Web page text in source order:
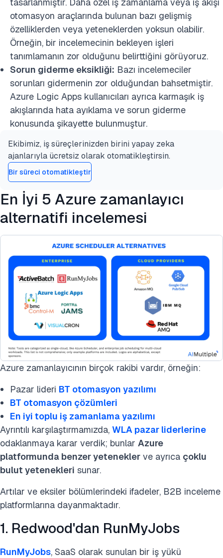
otomasyon araçlarında bulunan bazı gelişmiş
özelliklerden veya yeteneklerden yoksun olabilir.
Örneğin, bir incelemecinin bekleyen işleri
tanımlamanın zor olduğunu belirttiğini görüyoruz.
Sorun giderme eksikliği: Bazı incelemeciler
sorunları gidermenin zor olduğundan bahsetmiştir.
Azure Logic Apps kullanıcıları ayrıca karmaşık iş
akışlarında hata ayıklama ve sorun giderme
konusunda şikayette bulunmuştur.
Ekibimiz, iş süreçlerinizden birini yapay zeka
ajanlarıyla ücretsiz olarak otomatikleştirsin.
Bir süreci otomatikleştir
En İyi 5 Azure zamanlayıcı
alternatifi incelemesi
Azure zamanlayıcının birçok rakibi vardır, örneğin:
Pazar lideri BT otomasyon yazılımı
BT otomasyon çözümleri
En iyi toplu iş zamanlama yazılımı
Ayrıntılı karşılaştırmamızda, WLA pazar liderlerine
odaklanmaya karar verdik; bunlar Azure
platformunda benzer yetenekler ve ayrıca çoklu
bulut yetenekleri sunar.
Artılar ve eksiler bölümlerindeki ifadeler, B2B inceleme
platformlarına dayanmaktadır.
1. Redwood'dan RunMyJobs
RunMyJobs, SaaS olarak sunulan bir iş yükü